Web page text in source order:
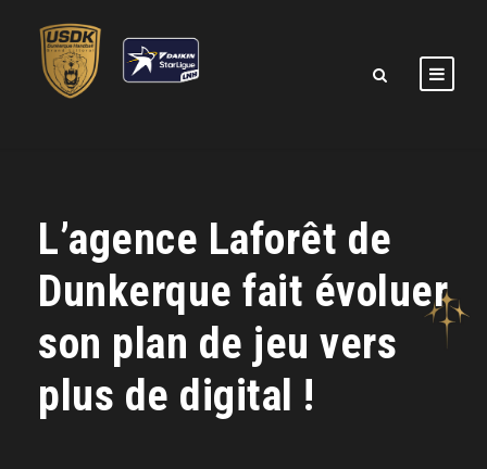
L’agence Laforêt de
Dunkerque fait évoluer
son plan de jeu vers
plus de digital !